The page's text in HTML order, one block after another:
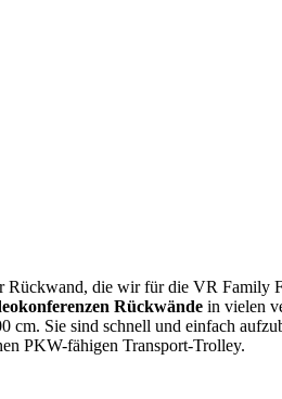
Rückwand, die wir für die VR Family
Rückwände in vielen
Sie sind schnell und einfach
PKW-fähigen Transport-Trolley.